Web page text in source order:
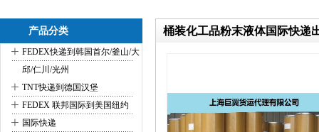
产品分类
+ FEDEX快递到韩国首尔/釜山/大
邱/仁川/光州
+ TNT快递到德国汉堡
+ FEDEX 联邦国际到美国纽约
+ 国际快递
桶装化工品粉末液体国际快递